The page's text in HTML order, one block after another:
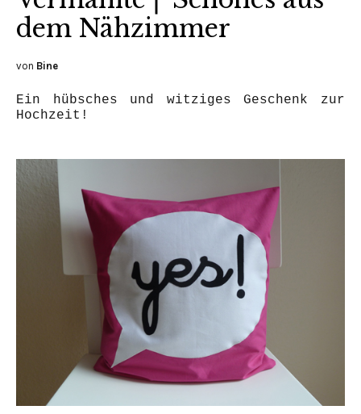
dem Nähzimmer
von Bine
Ein hübsches und witziges Geschenk zur
Hochzeit!